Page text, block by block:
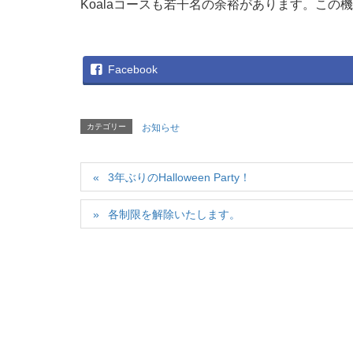
Koalaコースも若干名の余裕があります。この
Facebook
カテゴリー お知らせ
3年ぶりのHalloween Party！
各制限を解除いたします。